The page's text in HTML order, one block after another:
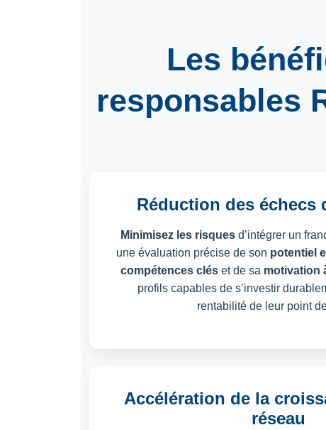
Les
responsables
Réduction des échecs
Minimisez les risquesd’intégrer un
une évaluation précise de son potentiel
compétences clés et de sa motivation
profils capables de s’investir
rentabilité de leur point
Accélération de la
réseau